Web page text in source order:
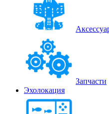
Запчасти
Эхолокация